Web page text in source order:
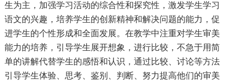
生为主，加强学习活动的综合性和探究性，激发学生学习
语文的兴趣，培养学生的创新精神和解决问题的能力，促
进学生的个性形成和全面发展。在教学中注重对学生审美
能力的培养，引导学生展开想象，进行比较，不急于用简
单的讲解代替学生的感悟和认识，通过比较、讨论等方法
引导学生体验、思考、鉴别、判断、努力提高他们的审美